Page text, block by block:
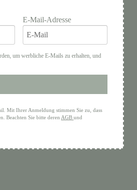
E-Mail-Adresse
um werbliche E-Mails zu erhalten, und
Mit Ihrer Anmeldung stimmen Sie zu, dass
Beachten Sie bitte deren AGB und